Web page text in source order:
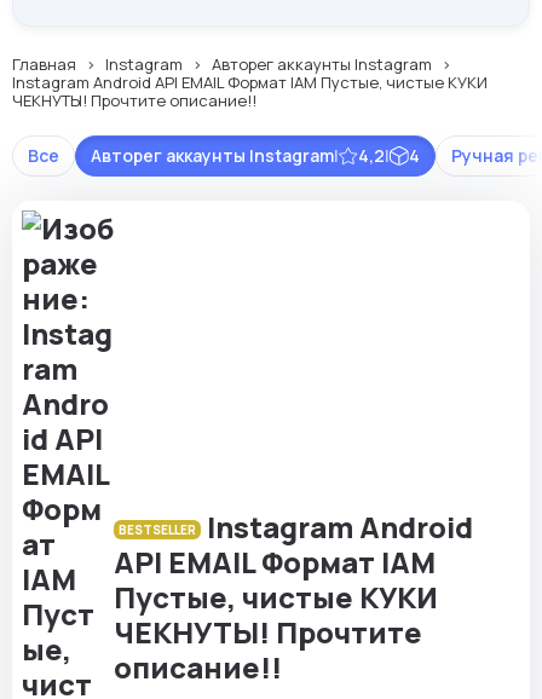
Главная Instagram
Авторег аккаунты Instagram
Instagram Android API EMAIL Формат IAM Пустые, чистые КУКИ
ЧЕКНУТЫ! Прочтите описание!!
Все Ручная
Авторег аккаунты Instagram| 4,2| 4
BESTSELLER
Instagram Android
API EMAIL Формат IAM
Пустые, чистые КУКИ
ЧЕКНУТЫ! Прочтите
описание!!